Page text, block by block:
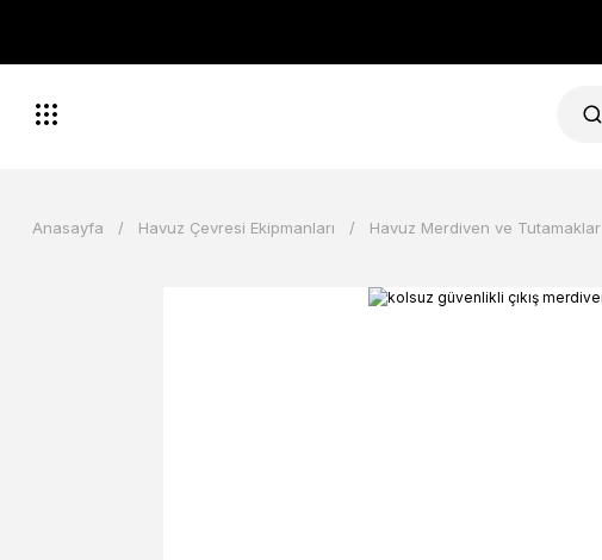
Anasayfa Havuz Çevresi Ekipmanları Havuz Merdiven ve Tutamaklar